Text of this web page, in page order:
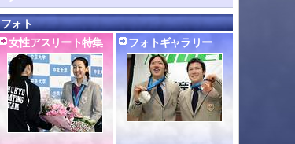
フォト
女性アスリート特集
フォトギャラリー